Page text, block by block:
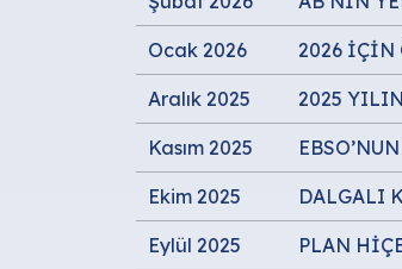
Ocak 2026 2026 İÇİN
Aralık 2025 2025
Kasım 2025
Ekim 2025 DALGALI
Eylül 2025 PLAN